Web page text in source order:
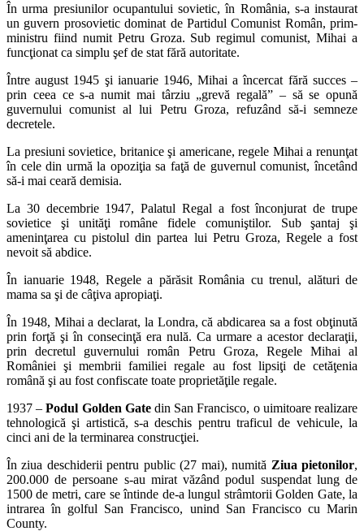
În urma presiunilor ocupantului sovietic, în România, s-a instaurat
un guvern prosovietic dominat de Partidul Comunist Român, prim-
ministru fiind numit Petru Groza. Sub regimul comunist, Mihai a
funcţionat ca simplu şef de stat fără autoritate.
Între august 1945 şi ianuarie 1946, Mihai a încercat fără succes –
prin ceea ce s-a numit mai târziu „grevă regală” – să se opună
guvernului comunist al lui Petru Groza, refuzând să-i semneze
decretele.
La presiuni sovietice, britanice şi americane, regele Mihai a renunţat
în cele din urmă la opoziţia sa faţă de guvernul comunist, încetând
să-i mai ceară demisia.
La 30 decembrie 1947, Palatul Regal a fost înconjurat de trupe
sovietice şi unităţi române fidele comuniştilor. Sub şantaj şi
ameninţarea cu pistolul din partea lui Petru Groza, Regele a fost
nevoit să abdice.
În ianuarie 1948, Regele a părăsit România cu trenul, alături de
mama sa şi de câţiva apropiaţi.
În 1948, Mihai a declarat, la Londra, că abdicarea sa a fost obţinută
prin forţă şi în consecinţă era nulă. Ca urmare a acestor declaraţii,
prin decretul guvernului român Petru Groza, Regele Mihai al
României şi membrii familiei regale au fost lipsiţi de cetăţenia
română şi au fost confiscate toate proprietăţile regale.
1937 –Podul Golden Gatedin San Francisco, o uimitoare realizare
tehnologică şi artistică, s-a deschis pentru traficul de vehicule, la
cinci ani de la terminarea construcţiei.
În ziua deschiderii pentru public (27 mai), numită Ziua pietonilor,
200.000 de persoane s-au mirat văzând podul suspendat lung de
1500 de metri, care se întinde de-a lungul strâmtorii Golden Gate, la
intrarea în golful San Francisco, unind San Francisco cu Marin
County.